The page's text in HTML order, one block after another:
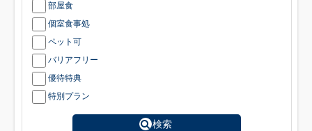
部屋食
個室食事処
ペット可
バリアフリー
優待特典
特別プラン
検索